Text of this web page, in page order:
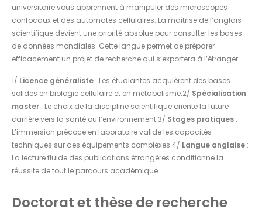
universitaire vous apprennent à manipuler des microscopes
confocaux et des automates cellulaires. La maîtrise de l’anglais
scientifique devient une priorité absolue pour consulter les bases
de données mondiales. Cette langue permet de préparer
efficacement un projet de recherche qui s’exportera à l’étranger.
1/ Licence généraliste : Les étudiantes acquièrent des bases
solides en biologie cellulaire et en métabolisme.2/ Spécialisation
master : Le choix de la discipline scientifique oriente la future
carrière vers la santé ou l’environnement.3/ Stages pratiques :
L’immersion précoce en laboratoire valide les capacités
techniques sur des équipements complexes.4/ Langue anglaise :
La lecture fluide des publications étrangères conditionne la
réussite de tout le parcours académique.
Doctorat et thèse de recherche